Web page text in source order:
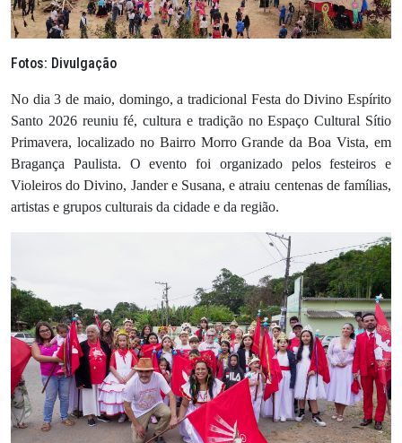
Fotos: Divulgação
No dia 3 de maio, domingo, a tradicional Festa do Divino Espírito
Santo 2026 reuniu fé, cultura e tradição no Espaço Cultural Sítio
Primavera, localizado no Bairro Morro Grande da Boa Vista, em
Bragança Paulista. O evento foi organizado pelos festeiros e
Violeiros do Divino, Jander e Susana, e atraiu centenas de famílias,
artistas e grupos culturais da cidade e da região.